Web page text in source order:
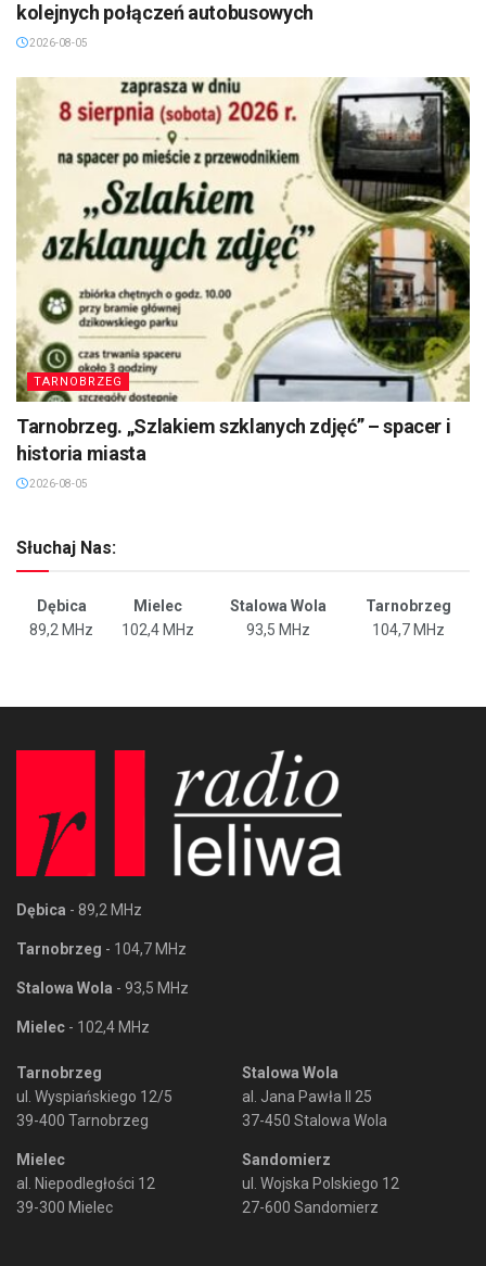
kolejnych połączeń autobusowych
2026-08-05
TARNOBRZEG
Tarnobrzeg. „Szlakiem szklanych zdjęć” – spacer i
historia miasta
2026-08-05
Słuchaj Nas:
Dębica Mielec Stalowa Wola
Tarnobrzeg
89,2 MHz
102,4 MHz 93,5 MHz 104,7 MHz
Dębica - 89,2 MHz
Tarnobrzeg - 104,7 MHz
Stalowa Wola - 93,5 MHz
Mielec - 102,4 MHz
Tarnobrzeg
ul. Wyspiańskiego 12/5
39-400 Tarnobrzeg
Mielec
al. Niepodległości 12
39-300 Mielec
Stalowa Wola
al. Jana Pawła II 25
37-450 Stalowa Wola
Sandomierz
ul. Wojska Polskiego 12
27-600 Sandomierz